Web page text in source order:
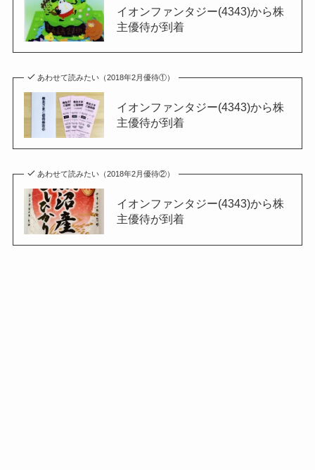
イオンファンタジー(4343)から株
主優待が到着
あわせて読みたい（2018年2月優待①）
イオンファンタジー(4343)から株
主優待が到着
あわせて読みたい（2018年2月優待②）
イオンファンタジー(4343)から株
主優待が到着